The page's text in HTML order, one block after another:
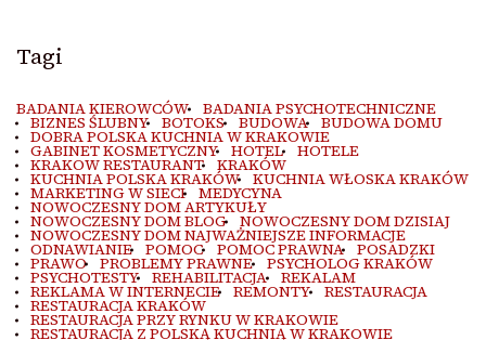
Tagi
BADANIA KIEROWCÓW BADANIA PSYCHOTECHNICZNE
BIZNES ŚLUBNY BOTOKS BUDOWA BUDOWA DOMU
DOBRA POLSKA KUCHNIA W KRAKOWIE
GABINET KOSMETYCZNY HOTEL HOTELE
KRAKOW RESTAURANT KRAKÓW
KUCHNIA POLSKA KRAKÓW KUCHNIA WŁOSKA KRAKÓW
MARKETING W SIECI MEDYCYNA
NOWOCZESNY DOM ARTYKUŁY
NOWOCZESNY DOM BLOG NOWOCZESNY DOM DZISIAJ
NOWOCZESNY DOM NAJWAŻNIEJSZE INFORMACJE
ODNAWIANIE POMOC POMOC PRAWNA POSADZKI
PRAWO PROBLEMY PRAWNE PSYCHOLOG KRAKÓW
PSYCHOTESTY REHABILITACJA REKALAM
REKLAMA W INTERNECIE REMONTY RESTAURACJA
RESTAURACJA KRAKÓW
RESTAURACJA PRZY RYNKU W KRAKOWIE
RESTAURACJA Z POLSKĄ KUCHNIĄ W KRAKOWIE